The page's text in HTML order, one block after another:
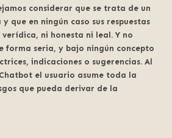
considerar que se trata de un
que en ningún caso sus respuestas
ni honesta ni leal. Y no
forma seria, y bajo ningún concepto
indicaciones o sugerencias. Al
el usuario asume toda la
que pueda derivar de la